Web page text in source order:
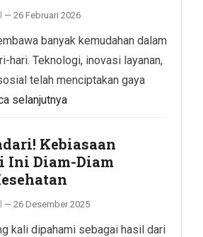
— 26 Februari 2026
banyak kemudahan dalam
hari. Teknologi, inovasi layanan,
telah menciptakan gaya
selanjutnya
Kebiasaan
Ini Diam-Diam
— 26 Desember 2025
kali dipahami sebagai hasil dari